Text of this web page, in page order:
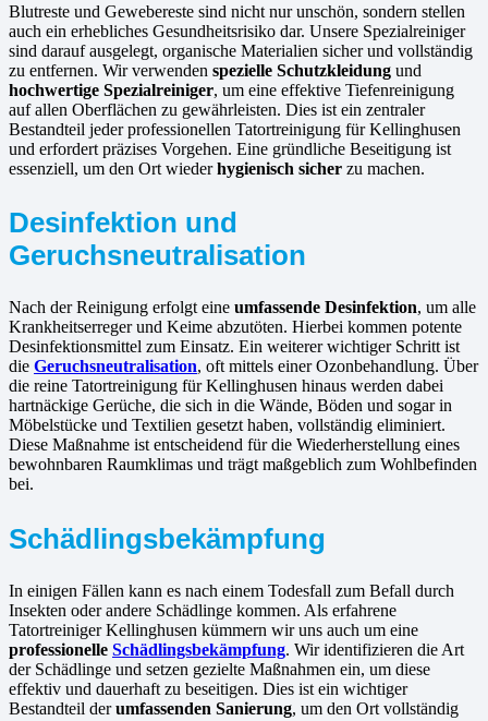
Blutreste und Gewebereste sind nicht nur unschön, sondern stellen
auch ein erhebliches Gesundheitsrisiko dar. Unsere Spezialreiniger
sind darauf ausgelegt, organische Materialien sicher und vollständig
zu entfernen. Wir verwenden spezielle Schutzkleidung und
hochwertige Spezialreiniger, um eine effektive Tiefenreinigung
auf allen Oberflächen zu gewährleisten. Dies ist ein zentraler
Bestandteil jeder professionellen Tatortreinigung für Kellinghusen
und erfordert präzises Vorgehen. Eine gründliche Beseitigung ist
essenziell, um den Ort wiederhygienisch sicher zu machen.
Desinfektion und
Geruchsneutralisation
Nach der Reinigung erfolgt eine umfassende Desinfektion, um alle
Krankheitserreger und Keime abzutöten. Hierbei kommen potente
Desinfektionsmittel zum Einsatz. Ein weiterer wichtiger Schritt ist
die Geruchsneutralisation, oft mittels einer Ozonbehandlung. Über
die reine Tatortreinigung für Kellinghusen hinaus werden dabei
hartnäckige Gerüche, die sich in die Wände, Böden und sogar in
Möbelstücke und Textilien gesetzt haben, vollständig eliminiert.
Diese Maßnahme ist entscheidend für die Wiederherstellung eines
bewohnbaren Raumklimas und trägt maßgeblich zum Wohlbefinden
bei.
Schädlingsbekämpfung
In einigen Fällen kann es nach einem Todesfall zum Befall durch
Insekten oder andere Schädlinge kommen. Als erfahrene
Tatortreiniger Kellinghusen kümmern wir uns auch um eine
professionelle Schädlingsbekämpfung. Wir identifizieren die Art
der Schädlinge und setzen gezielte Maßnahmen ein, um diese
effektiv und dauerhaft zu beseitigen. Dies ist ein wichtiger
Bestandteil derumfassenden Sanierung, um den Ort vollständig